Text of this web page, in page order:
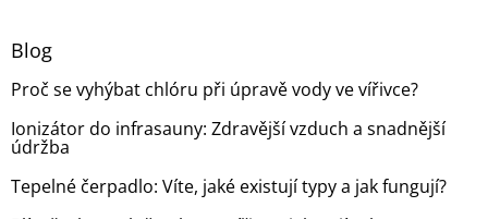
Blog
Proč se vyhýbat chlóru při úpravě vody ve vířivce?
Ionizátor do infrasauny: Zdravější vzduch a snadnější
údržba
Tepelné čerpadlo: Víte, jaké existují typy a jak fungují?